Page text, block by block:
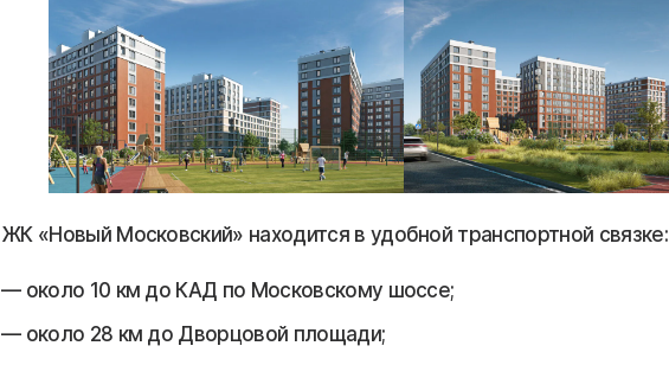
ЖК «Новый Московский» находится в удобной транспортной связке:
около 10 км до КАД по Московскому шоссе;
около 28 км до Дворцовой площади;